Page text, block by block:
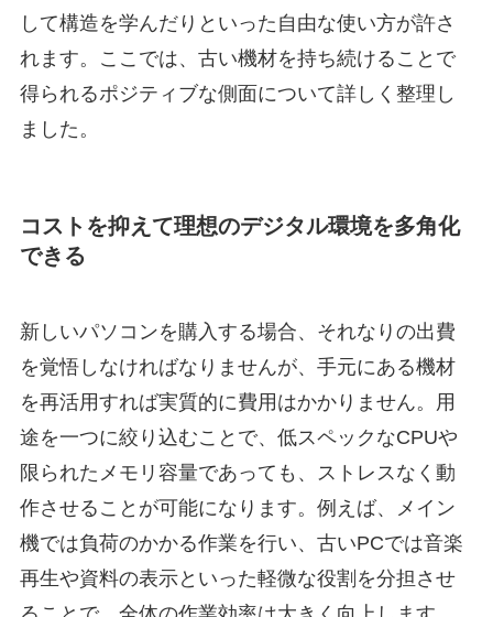
して構造を学んだりといった自由な使い方が許さ
れます。ここでは、古い機材を持ち続けることで
得られるポジティブな側面について詳しく整理し
ました。
コストを抑えて理想のデジタル環境を多角化
できる
新しいパソコンを購入する場合、それなりの出費
を覚悟しなければなりませんが、手元にある機材
を再活用すれば実質的に費用はかかりません。用
途を一つに絞り込むことで、低スペックなCPUや
限られたメモリ容量であっても、ストレスなく動
作させることが可能になります。例えば、メイン
機では負荷のかかる作業を行い、古いPCでは音楽
再生や資料の表示といった軽微な役割を分担させ